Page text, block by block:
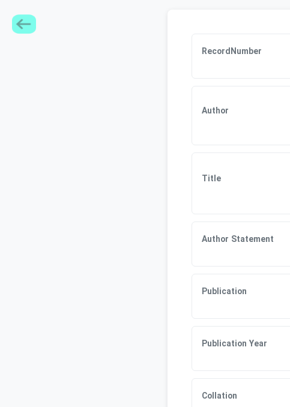
RecordNumber
Author
Title
Author Statement
Publication
Publication Year
Collation